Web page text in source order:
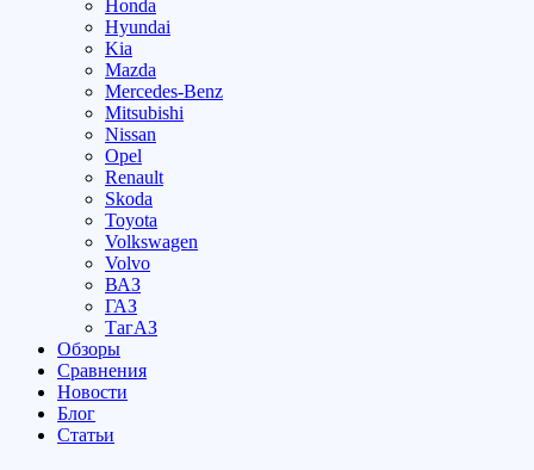
Honda
Hyundai
Kia
Mazda
Mercedes-Benz
Mitsubishi
Nissan
Opel
Renault
Skoda
Toyota
Volkswagen
Volvo
ВАЗ
ГАЗ
ТагАЗ
Обзоры
Сравнения
Новости
Блог
Статьи